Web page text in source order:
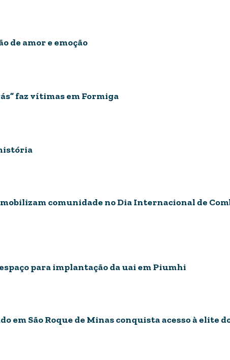
de amor e emoção
faz vítimas em Formiga
comunidade no Dia Internacional de
para implantação da uai em Piumhi
em São Roque de Minas conquista acesso à elite